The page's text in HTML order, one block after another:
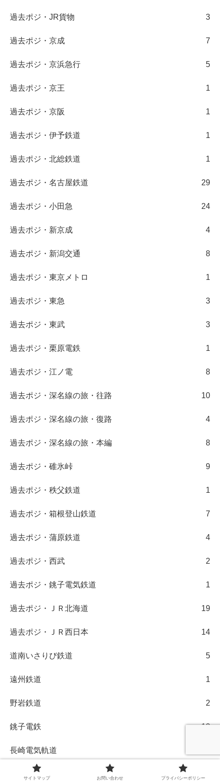
過去ポジ・JR貨物 3
過去ポジ・京成 7
過去ポジ・京浜急行 5
過去ポジ・京王 1
過去ポジ・京阪 1
過去ポジ・伊予鉄道 1
過去ポジ・北総鉄道 1
過去ポジ・名古屋鉄道 29
過去ポジ・小田急 24
過去ポジ・新京成 4
過去ポジ・新潟交通 8
過去ポジ・東京メトロ 1
過去ポジ・東急 3
過去ポジ・東武 3
過去ポジ・栗原電鉄 1
過去ポジ・江ノ電 8
過去ポジ・深名線の旅・往路 10
過去ポジ・深名線の旅・復路 4
過去ポジ・深名線の旅・本編 8
過去ポジ・碓氷峠 9
過去ポジ・秩父鉄道 1
過去ポジ・箱根登山鉄道 7
過去ポジ・蒲原鉄道 4
過去ポジ・西武 2
過去ポジ・銚子電気鉄道 1
過去ポジ・ＪＲ北海道 19
過去ポジ・ＪＲ西日本 14
道南いさりび鉄道 5
遠州鉄道 1
野岩鉄道 2
銚子電鉄 12
長崎電気軌道
長良川鉄道
サイトマップ お問い合わせ プライバシーポリシー